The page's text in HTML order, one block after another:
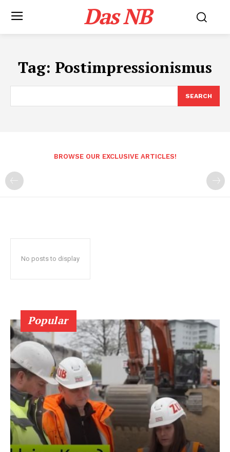
Das NB
Tag: Postimpressionismus
SEARCH
BROWSE OUR EXCLUSIVE ARTICLES!
No posts to display
Popular